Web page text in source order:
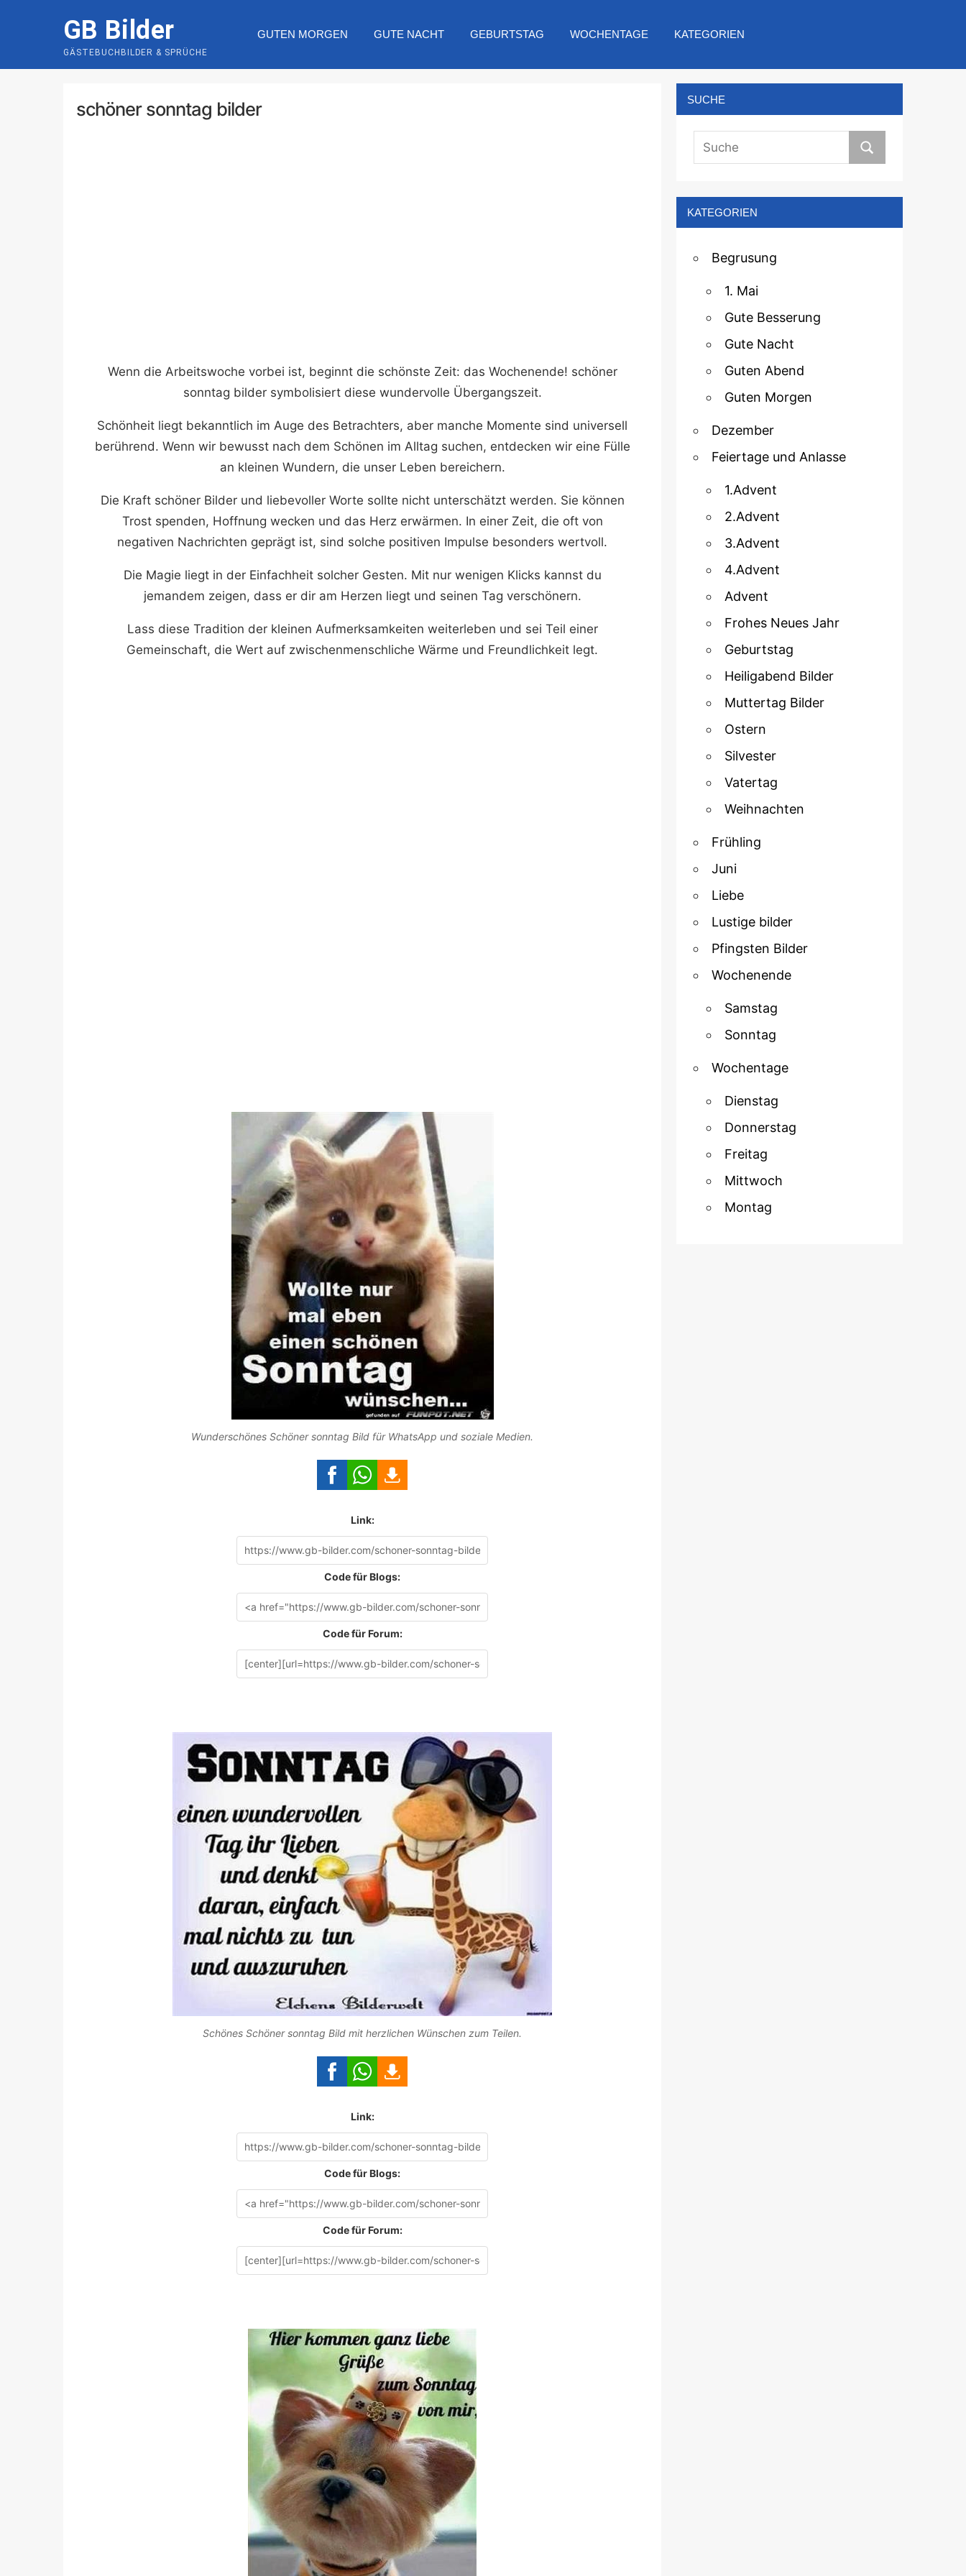
GB Bilder
GÄSTEBUCHBILDER & SPRÜCHE
GUTEN MORGEN GUTE NACHT GEBURTSTAG WOCHENTAGE KATEGORIEN
schöner sonntag bilder
Wenn die Arbeitswoche vorbei ist, beginnt die schönste Zeit: das Wochenende! schöner
sonntag bilder symbolisiert diese wundervolle Übergangszeit.
Schönheit liegt bekanntlich im Auge des Betrachters, aber manche Momente sind universell
berührend. Wenn wir bewusst nach dem Schönen im Alltag suchen, entdecken wir eine Fülle
an kleinen Wundern, die unser Leben bereichern.
Die Kraft schöner Bilder und liebevoller Worte sollte nicht unterschätzt werden. Sie können
Trost spenden, Hoffnung wecken und das Herz erwärmen. In einer Zeit, die oft von
negativen Nachrichten geprägt ist, sind solche positiven Impulse besonders wertvoll.
Die Magie liegt in der Einfachheit solcher Gesten. Mit nur wenigen Klicks kannst du
jemandem zeigen, dass er dir am Herzen liegt und seinen Tag verschönern.
Lass diese Tradition der kleinen Aufmerksamkeiten weiterleben und sei Teil einer
Gemeinschaft, die Wert auf zwischenmenschliche Wärme und Freundlichkeit legt.
Wunderschönes Schöner sonntag Bild für WhatsApp und soziale Medien.
Link:
Code für Blogs:
Code für Forum:
Schönes Schöner sonntag Bild mit herzlichen Wünschen zum Teilen.
Link:
Code für Blogs:
Code für Forum:
SUCHE
KATEGORIEN
Begrusung
1. Mai
Gute Besserung
Gute Nacht
Guten Abend
Guten Morgen
Dezember
Feiertage und Anlasse
1.Advent
2.Advent
3.Advent
4.Advent
Advent
Frohes Neues Jahr
Geburtstag
Heiligabend Bilder
Muttertag Bilder
Ostern
Silvester
Vatertag
Weihnachten
Frühling
Juni
Liebe
Lustige bilder
Pfingsten Bilder
Wochenende
Samstag
Sonntag
Wochentage
Dienstag
Donnerstag
Freitag
Mittwoch
Montag